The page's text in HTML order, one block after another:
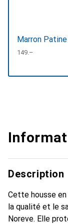
Marron Patine
CHF
149.–
Description
Cette housse
la qualité et le
Noreve. Elle